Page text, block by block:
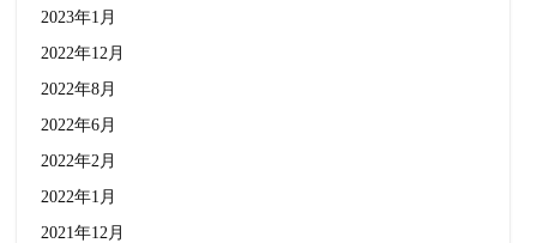
2023年1月
2022年12月
2022年8月
2022年6月
2022年2月
2022年1月
2021年12月